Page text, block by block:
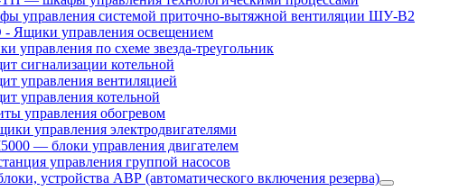
управления системой приточно-вытяжной вентиляции ШУ-В2
Ящики управления освещением
управления по схеме звезда-треугольник
котельной
управления вентиляцией
котельной
управления обогревом
управления электродвигателями
— блоки управления двигателем
управления группой насосов
устройства АВР (автоматического включения резерва)